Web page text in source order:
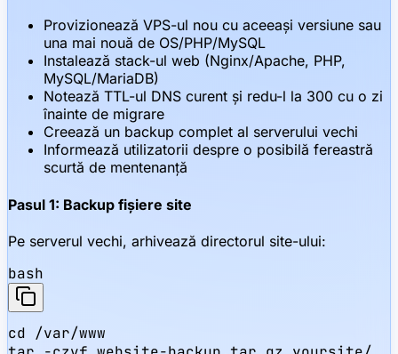
Provizionează VPS-ul nou cu aceeași versiune sau
una mai nouă de OS/PHP/MySQL
Instalează stack-ul web (Nginx/Apache, PHP,
MySQL/MariaDB)
Notează TTL-ul DNS curent și redu-l la 300 cu o zi
înainte de migrare
Creează un backup complet al serverului vechi
Informează utilizatorii despre o posibilă fereastră
scurtă de mentenanță
Pasul 1: Backup fișiere site
Pe serverul vechi, arhivează directorul site-ului:
bash
cd /var/www